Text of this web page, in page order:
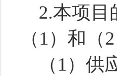
2.本项目
（ 1）和（2
（ 1）供